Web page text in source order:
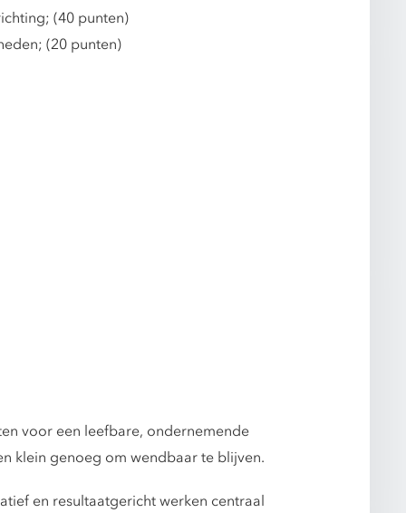
(40 punten)
(20 punten)
voor een leefbare, ondernemende
klein genoeg om wendbaar te blijven.
en resultaatgericht werken centraal